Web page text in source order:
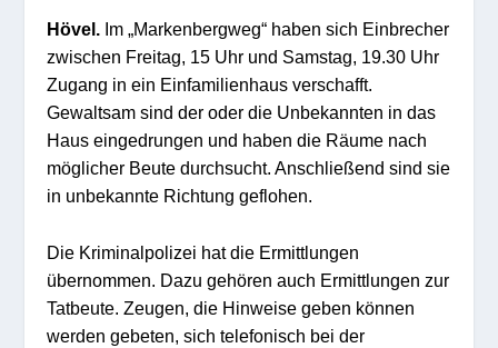
Hövel. Im „Markenbergweg“ haben sich Einbrecher
zwischen Freitag, 15 Uhr und Samstag, 19.30 Uhr
Zugang in ein Einfamilienhaus verschafft.
Gewaltsam sind der oder die Unbekannten in das
Haus eingedrungen und haben die Räume nach
möglicher Beute durchsucht. Anschließend sind sie
in unbekannte Richtung geflohen.
Die Kriminalpolizei hat die Ermittlungen
übernommen. Dazu gehören auch Ermittlungen zur
Tatbeute. Zeugen, die Hinweise geben können
werden gebeten, sich telefonisch bei der